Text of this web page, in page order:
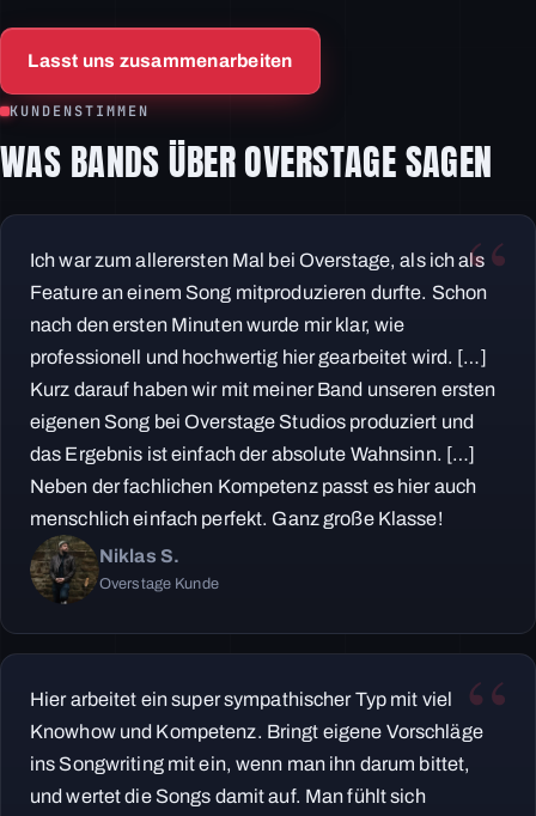
Lasst uns zusammenarbeiten
KUNDENSTIMMEN
WAS BANDS ÜBER OVERSTAGE SAGEN
Ich war zum allerersten Mal bei Overstage, als ich als
Feature an einem Song mitproduzieren durfte. Schon
nach den ersten Minuten wurde mir klar, wie
professionell und hochwertig hier gearbeitet wird. […]
Kurz darauf haben wir mit meiner Band unseren ersten
eigenen Song bei Overstage Studios produziert und
das Ergebnis ist einfach der absolute Wahnsinn. […]
Neben der fachlichen Kompetenz passt es hier auch
menschlich einfach perfekt. Ganz große Klasse!
Niklas S.
Overstage Kunde
Hier arbeitet ein super sympathischer Typ mit viel
Knowhow und Kompetenz. Bringt eigene Vorschläge
ins Songwriting mit ein, wenn man ihn darum bittet,
und wertet die Songs damit auf. Man fühlt sich